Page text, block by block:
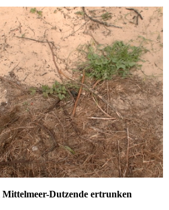
Dutzende ertrunken